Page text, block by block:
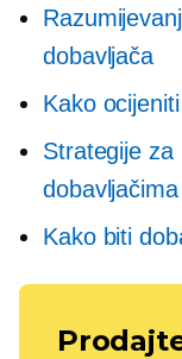
dobavljača
Kako
Strategije za
dobavljačima
Kako biti